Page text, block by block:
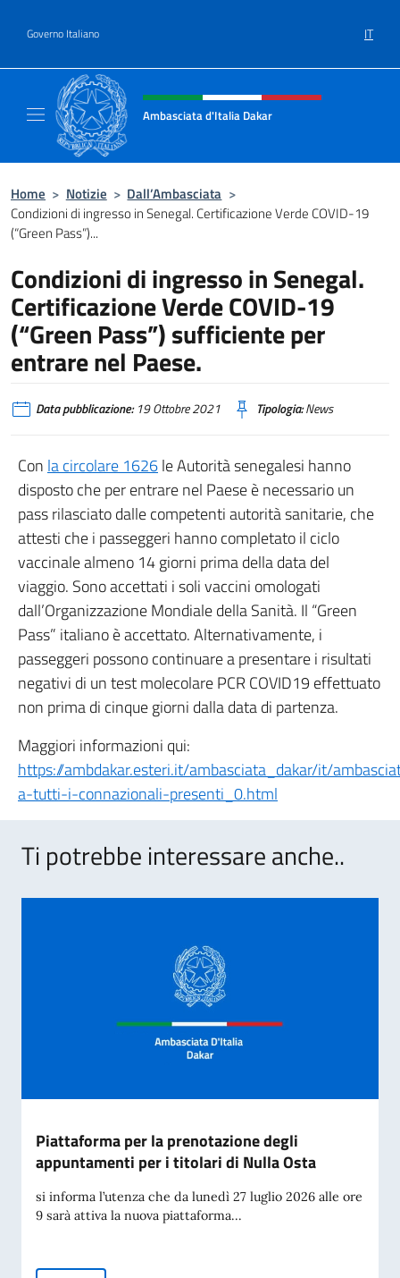
Governo Italiano IT
Intestazione sito, social e menù
Ambasciata d'Italia Dakar
Home > Notizie > Dall’Ambasciata >
Condizioni di ingresso in Senegal. Certificazione Verde COVID-19
(“Green Pass”)...
Condizioni di ingresso in Senegal.
Certificazione Verde COVID-19
(“Green Pass”) sufficiente per
entrare nel Paese.
Data pubblicazione:19 Ottobre 2021 Tipologia:News
Con la circolare 1626le Autorità senegalesi hanno
disposto che per entrare nel Paese è necessario un
pass rilasciato dalle competenti autorità sanitarie, che
attesti che i passeggeri hanno completato il ciclo
vaccinale almeno 14 giorni prima della data del
viaggio. Sono accettati i soli vaccini omologati
dall’Organizzazione Mondiale della Sanità. Il “Green
Pass” italiano è accettato. Alternativamente, i
passeggeri possono continuare a presentare i risultati
negativi di un test molecolare PCR COVID19 effettuato
non prima di cinque giorni dalla data di partenza.
Maggiori informazioni qui:
https://ambdakar.esteri.it/ambasciata_dakar/it/
a-tutti-i-connazionali-presenti_0.html
Ti potrebbe interessare anche..
Piattaforma per la prenotazione degli
appuntamenti per i titolari di Nulla Osta
si informa l’utenza che da lunedì 27 luglio 2026 alle ore
9 sarà attiva la nuova piattaforma...